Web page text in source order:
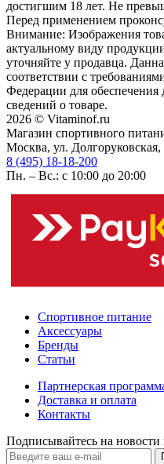
достигшим 18 лет. Не
Перед применением
Внимание: Изображения
актуальному виду
уточняйте у продавца.
соответствии с
Федерации для
сведений о товаре.
2026 © Vitaminof.ru
Магазин спортивного
Москва, ул. Долгоруковская,
8 (495) 18-18-200
Пн. – Вс.: с 10:00 до 20:00
Спортивное питание
Аксессуары
Бренды
Статьи
Партнерская
Доставка и оплата
Контакты
Подписывайтесь на новости